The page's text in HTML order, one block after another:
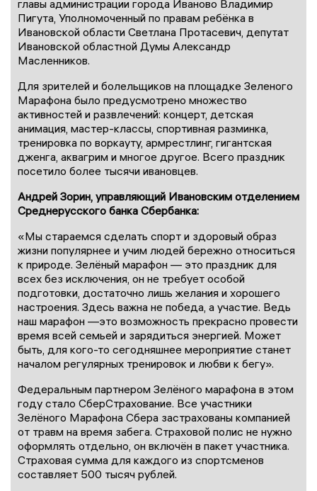
главы администрации города Иваново Владимир
Пигута, Уполномоченный по правам ребёнка в
Ивановской области Светлана Протасевич, депутат
Ивановской областной Думы Александр
Масленников.
Для зрителей и болельщиков на площадке Зеленого
Марафона было предусмотрено множество
активностей и развлечений: концерт, детская
анимация, мастер-классы, спортивная разминка,
тренировка по воркауту, армрестлинг, гигантская
дженга, аквагрим и многое другое. Всего праздник
посетило более тысячи ивановцев.
Андрей Зорин, управляющий Ивановским отделением
Среднерусского банка Сбербанка:
«Мы стараемся сделать спорт и здоровый образ
жизни популярнее и учим людей бережно относиться
к природе. Зелёный марафон — это праздник для
всех без исключения, он не требует особой
подготовки, достаточно лишь желания и хорошего
настроения. Здесь важна не победа, а участие. Ведь
наш марафон —это возможность прекрасно провести
время всей семьей и зарядиться энергией. Может
быть, для кого-то сегодняшнее мероприятие станет
началом регулярных тренировок и любви к бегу».
Федеральным партнером Зелёного марафона в этом
году стало СберСтрахование. Все участники
Зелёного Марафона Сбера застрахованы компанией
от травм на время забега. Страховой полис не нужно
оформлять отдельно, он включён в пакет участника.
Страховая сумма для каждого из спортсменов
составляет 500 тысяч рублей.